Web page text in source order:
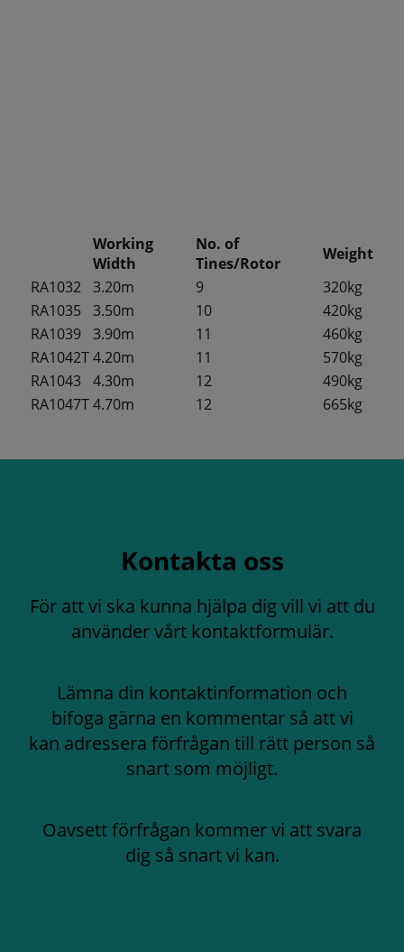
Working
Width
No. of
Tines/Rotor
Weight
RA1032 3.20m 9
320kg
RA1035 3.50m 10
420kg
RA1039 3.90m 11
460kg
RA1042T4.20m 11
570kg
RA1043
4.30m 12
490kg
RA1047T4.70m 12 665kg
Kontakta oss
För att vi ska kunna hjälpa dig vill vi att du
använder vårt kontaktformulär.
Lämna din kontaktinformation och
bifoga gärna en kommentar så att vi
kan adressera förfrågan till rätt person så
snart som möjligt.
Oavsett förfrågan kommer vi att svara
dig så snart vi kan.